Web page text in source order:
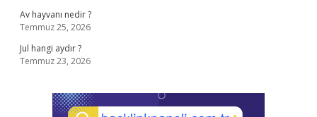
Av hayvanı nedir ?
Temmuz 25, 2026
Jul hangi aydır ?
Temmuz 23, 2026